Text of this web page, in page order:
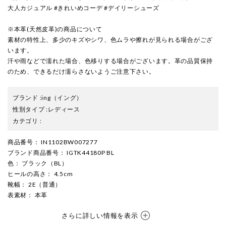
大人カジュアル #きれいめコーデ #デイリーシューズ
※本革(天然皮革)の商品について
素材の特性上、多少のキズやシワ、色ムラや擦れが見られる場合がござ
います。
汗や雨などで濡れた場合、色移りする場合がございます。革の品質保持
のため、できるだけ濡らさないようご注意下さい。
ブランド :ing （イング）
性別タイプ:レディース
カテゴリ :
商品番号 ： IN1102BW007277
ブランド商品番号 ： IGTK44180P BL
色 ： ブラック（BL）
ヒールの高さ ： 4.5cm
靴幅 ： 2E（普通）
表素材 ： 本革
さらに詳しい情報を表示